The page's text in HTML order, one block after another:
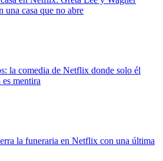
una casa que no abre
la comedia de Netflix donde solo él
es mentira
la funeraria en Netflix con una última